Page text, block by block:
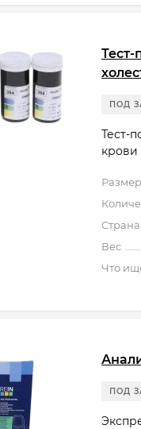
ПОД
Тест-
крови
Вес
Что
ПОД